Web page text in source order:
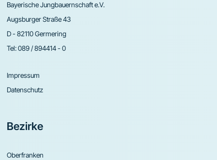
Bayerische Jungbauernschaft e.V.
Augsburger Straße 43
D - 82110 Germering
Tel:089 / 894414 - 0
Impressum
Datenschutz
Bezirke
Oberfranken